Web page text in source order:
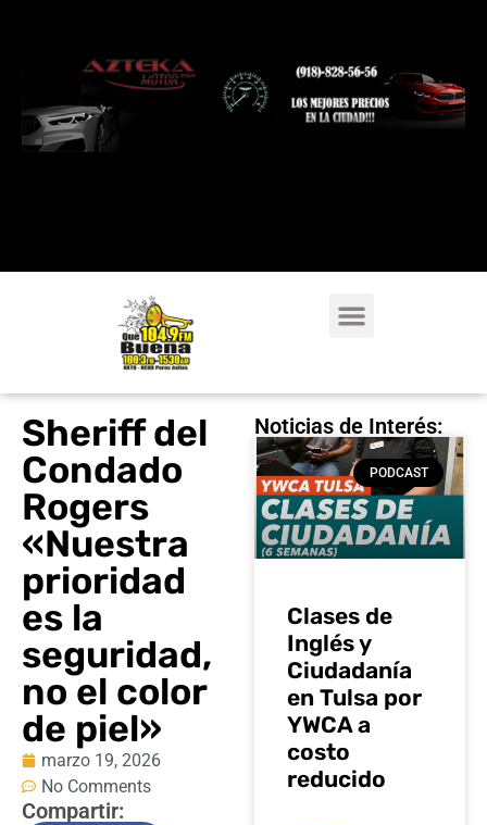
Sheriff del
Condado
Rogers
«Nuestra
prioridad
es la
seguridad,
no el color
de piel»
marzo 19, 2026
No Comments
Compartir:
Noticias de Interés:
PODCAST
Clases de
Inglés y
Ciudadanía
en Tulsa por
YWCA a
costo
reducido